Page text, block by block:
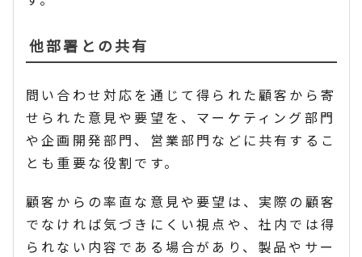
他部署との共有
問い合わせ対応を通じて得られた顧客から寄
せられた意見や要望を、マーケティング部門
や企画開発部門、営業部門などに共有するこ
とも重要な役割です。
顧客からの率直な意見や要望は、実際の顧客
でなければ気づきにくい視点や、社内では得
られない内容である場合があり、製品やサー